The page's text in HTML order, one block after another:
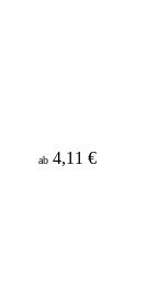
ab 4,11 €